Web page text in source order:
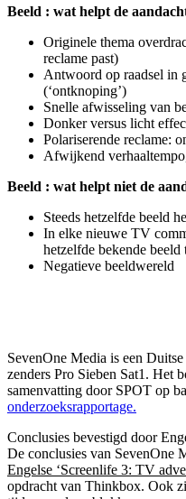
Beeld : wat helpt de
Originele thema
reclame past)
Antwoord op raadsel in
(‘ontknoping’)
Snelle afwisseling van
Donker versus licht
Polariserende reclame:
Afwijkend
Beeld : wat helpt niet de
Steeds hetzelfde beeld
In elke nieuwe TV
hetzelfde bekende beeld
Negatieve beeldwereld
SevenOne Media is een
zenders Pro Sieben Sat1. Het
samenvatting door SPOT op
onderzoeksrapportage.
Conclusies bevestigd door
De conclusies van SevenOne
Engelse ‘Screenlife 3: TV
opdracht van Thinkbox. Ook